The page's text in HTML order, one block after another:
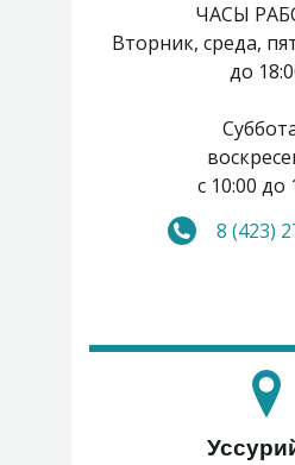
ЧАСЫ
Вторник, среда,
до
с 10:00 до
Понедельник,
8 (423)